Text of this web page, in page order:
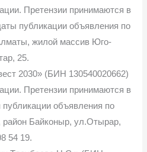
Претензии принимаются в
публикации объявления по
жилой массив Юго-
25.
2030» (БИН 130540020662)
Претензии принимаются в
объявления по
район Байконыр, ул.Отырар,
54 19.